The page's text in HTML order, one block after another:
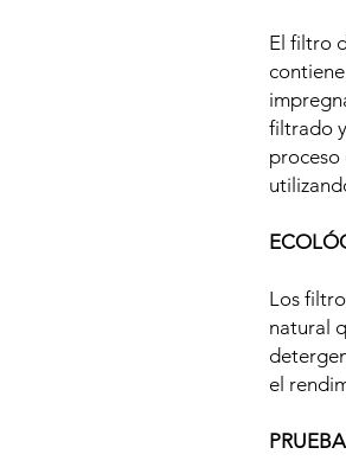
El filtro
filtrado
proceso
Los
natural
el